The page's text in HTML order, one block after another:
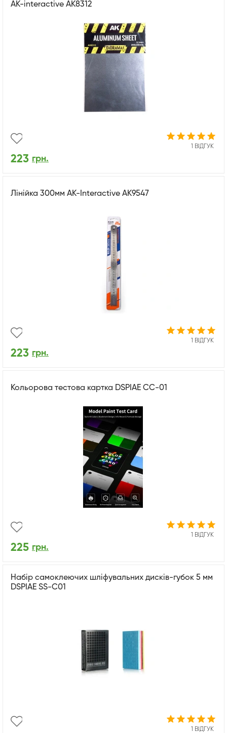
AK-interactive AK8312
1 ВІДГУК
223 грн.
Лінійка 300мм AK-Interactive AK9547
1 ВІДГУК
223 грн.
Кольорова тестова картка DSPIAE CC-01
1 ВІДГУК
225 грн.
Набір самоклеючих шліфувальних дисків-губок 5 мм
DSPIAE SS-C01
1 ВІДГУК